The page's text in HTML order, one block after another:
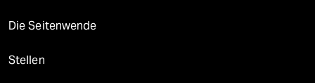
Die Seitenwende
Stellen